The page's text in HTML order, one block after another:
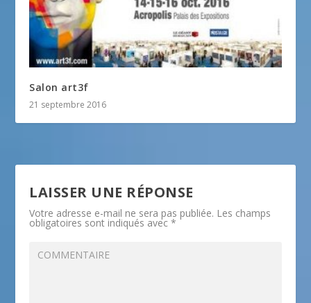
Salon art3f
21 septembre 2016
LAISSER UNE RÉPONSE
Votre adresse e-mail ne sera pas publiée. Les champs
obligatoires sont indiqués avec*